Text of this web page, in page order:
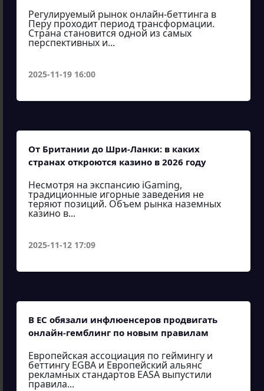
Регулируемый рынок онлайн-беттинга в
Перу проходит период трансформации.
Страна становится одной из самых
перспективных и...
2025-11-19 16:00
От Британии до Шри-Ланки: в каких
странах откроются казино в 2026 году
Несмотря на экспансию iGaming,
традиционные игорные заведения не
теряют позиций. Объем рынка наземных
казино в...
2025-11-12 17:09
В ЕС обязали инфлюенсеров продвигать
онлайн-гемблинг по новым правилам
Европейская ассоциация по геймингу и
беттингу EGBA и Европейский альянс
рекламных стандартов EASA выпустили
правила...